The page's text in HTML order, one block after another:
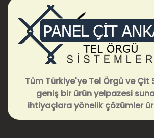
Tüm Türkiye'ye Tel Örgü ve Çit
geniş bir ürün yelpazesi
ihtiyaçlara yönelik çözümler